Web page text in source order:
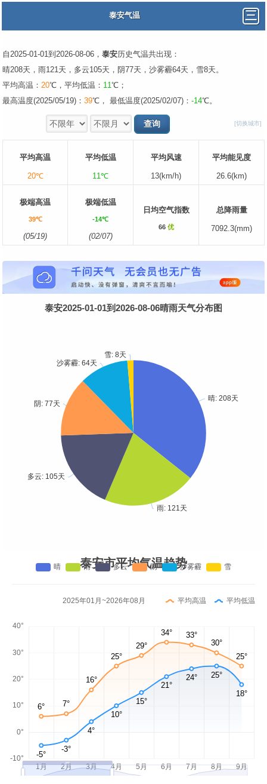
泰安气温
自2025-01-01到2026-08-06， 泰安历史气温共出现：
晴208天，雨121天，多云105天，阴77天，沙雾霾64天，雪8天。
平均高温： 20℃，平均低温： 11℃；
最高温度(2025/05/19)： 39℃， 最低温度(2025/02/07)： -14℃。
[切换城市]
平均高温
20℃
平均低温
11℃
平均风速
13(km/h)
平均能见度
26.6(km)
极端高温
39℃
(05/19)
极端低温
-14℃
(02/07)
日均空气指数
66 优
总降雨量
7092.3(mm)
泰安2025-01-01到2026-08-06晴雨天气分布图
泰安市平均气温趋势
2025年01月~2026年08月 平均高温 平均低温